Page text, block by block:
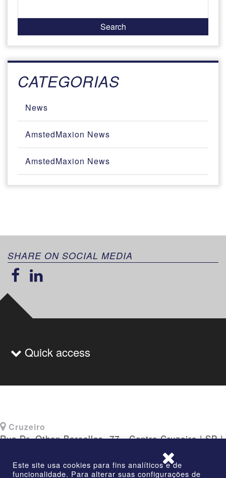
CATEGORIAS
News
AmstedMaxion News
AmstedMaxion News
SHARE ON SOCIAL MEDIA
Quick access
Cruzeiro
Rua Dr. Othon Barcellos, 77 - Centro Cruzeiro | SP |
Este site usa cookies para fins analíticos e de
funcionalidade. Para alterar suas configurações de